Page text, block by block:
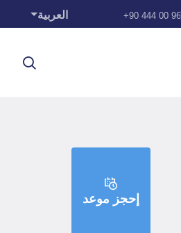
+90 444 00 96 العربية
إحجز موعد